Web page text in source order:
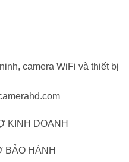
camera WiFi và thiết bị
KINH DOANH
BẢO HÀNH